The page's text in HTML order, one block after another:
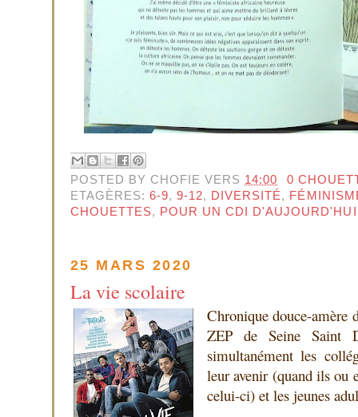
POSTED BY CHOFIE VERS 14:00
0
ETAGÈRES:6-9,9-12, DIVERSITÉ,
CHOUETTES, POUR UN CDI D'AUJOURD'HUI
25 MARS 2020
La vie scolaire
Chronique douce-amère
ZEP de Seine Saint
simultanément les
leur avenir (quand ils ou
celui-ci) et les jeunes